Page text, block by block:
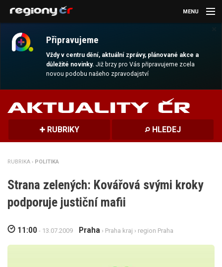
Připravujeme
Vždy v centru dění, aktuální zprávy, plánované akce a
důležité novinky.Již brzy pro Vás připravujeme zcela
novou podobu našeho zpravodajství
MENU
AKTUALITY
MAGAZÍN
DALŠÍ
REGION
RUBRIKY HLEDEJ
RUBRIKA › POLITIKA
Strana zelených: Kovářová svými kroky
podporuje justiční mafii
11:00 - 13.07.2009 Praha › Praha kraj › region Praha